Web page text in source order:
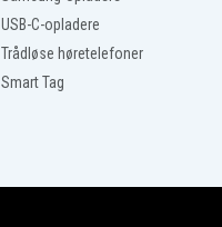
USB-C-opladere
Trådløse høretelefoner
Smart Tag